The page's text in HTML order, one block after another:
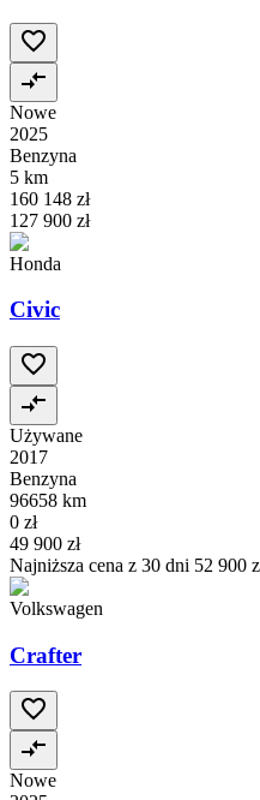
Nowe
2025
Benzyna
5 km
160 148 zł
127 900 zł
Honda
Civic
Używane
2017
Benzyna
96658 km
0 zł
49 900 zł
Najniższa cena z 30 dni 52 900
Volkswagen
Crafter
Nowe